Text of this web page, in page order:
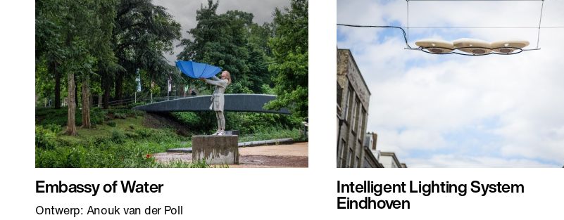
Embassy of Water
Ontwerp: Anouk van der Poll
Intelligent Lighting System
Eindhoven